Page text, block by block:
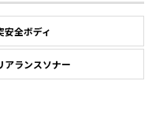
安全ボディ
アランスソナー